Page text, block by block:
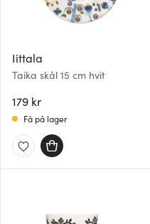
Iittala
Taika skål 15 cm hvit
179 kr
Få på lager